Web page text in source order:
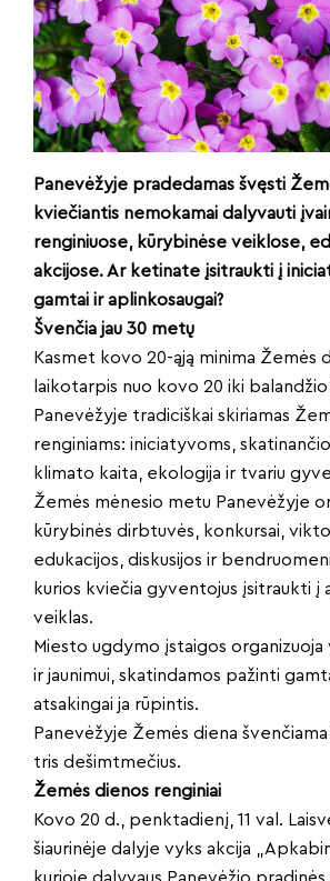
Panevėžyje pradedamas švęsti
kviečiantis nemokamai dalyvauti
renginiuose, kūrybinėse veiklose,
akcijose. Ar ketinate įsitraukti į
gamtai ir aplinkosaugai?
Švenčia jau 30 metų
Kasmet kovo 20-ąją minima Žemės
laikotarpis nuo kovo 20 iki
Panevėžyje tradiciškai skiriamas
renginiams: iniciatyvoms,
klimato kaita, ekologija ir tvariu
Žemės mėnesio metu Panevėžyje
kūrybinės dirbtuvės, konkursai,
edukacijos, diskusijos ir
kurios kviečia gyventojus įsitraukti į
veiklas.
Miesto ugdymo įstaigos organizuoja
ir jaunimui, skatindamos pažinti
atsakingai ja rūpintis.
Panevėžyje Žemės diena švenčiama
tris dešimtmečius.
Žemės dienos renginiai
Kovo 20 d., penktadienį, 11 val.
šiaurinėje dalyje vyks akcija